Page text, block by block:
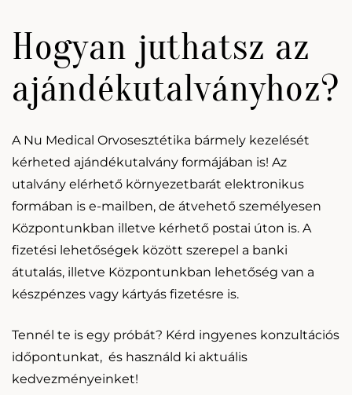
Hogyan juthatsz az
ajándékutalványhoz?
A Nu Medical Orvosesztétika bármely kezelését
kérheted ajándékutalvány formájában is! Az
utalvány elérhető környezetbarát elektronikus
formában is e-mailben, de átvehető személyesen
Központunkban illetve kérhető postai úton is. A
fizetési lehetőségek között szerepel a banki
átutalás, illetve Központunkban lehetőség van a
készpénzes vagy kártyás fizetésre is.
Tennél te is egy próbát? Kérd ingyenes konzultációs
időpontunkat, és használd ki aktuális
kedvezményeinket!